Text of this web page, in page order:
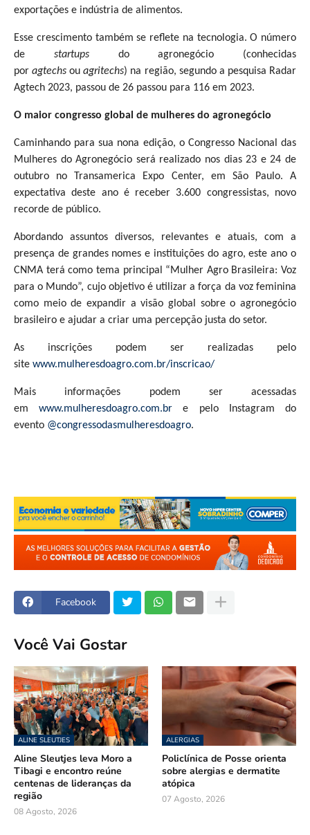
exportações e indústria de alimentos.
Esse crescimento também se reflete na tecnologia. O número
de startupsdo agronegócio (conhecidas
poragtechs ouagritechs) na região, segundo a pesquisa Radar
Agtech 2023, passou de 26 passou para 116 em 2023.
O maior congresso global de mulheres do agronegócio
Caminhando para sua nona edição, o Congresso Nacional das
Mulheres do Agronegócio será realizado nos dias 23 e 24 de
outubro no Transamerica Expo Center, em São Paulo. A
expectativa deste ano é receber 3.600 congressistas, novo
recorde de público.
Abordando assuntos diversos, relevantes e atuais, com a
presença de grandes nomes e instituições do agro, este ano o
CNMA terá como tema principal “Mulher Agro Brasileira: Voz
para o Mundo”, cujo objetivo é utilizar a força da voz feminina
como meio de expandir a visão global sobre o agronegócio
brasileiro e ajudar a criar uma percepção justa do setor.
As inscrições podem ser realizadas pelo
site www.mulheresdoagro.com.br/inscricao/
Mais informações podem ser acessadas
emwww.mulheresdoagro.com.br e pelo Instagram do
evento @congressodasmulheresdoagro.
Facebook
Você Vai Gostar
ALINE SLEUTJES
Aline Sleutjes leva Moro a
Tibagi e encontro reúne
centenas de lideranças da
região
08 Agosto, 2026
ALERGIAS
Policlínica de Posse orienta
sobre alergias e dermatite
atópica
07 Agosto, 2026